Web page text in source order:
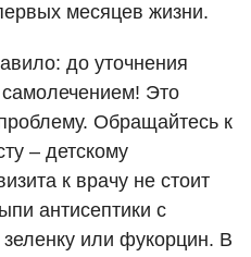
месяцев жизни.
до уточнения
самолечением! Это
Обращайтесь к
– детскому
к врачу не стоит
антисептики с
или фукорцин. В